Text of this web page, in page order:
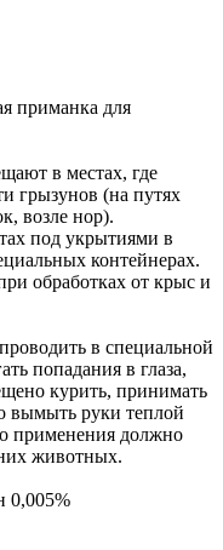
приманка для
в местах, где
грызунов (на путях
возле нор).
под укрытиями в
контейнерах.
обработках от крыс и
в специальной
попадания в глаза,
курить, принимать
вымыть руки теплой
применения должно
животных.
0,005%